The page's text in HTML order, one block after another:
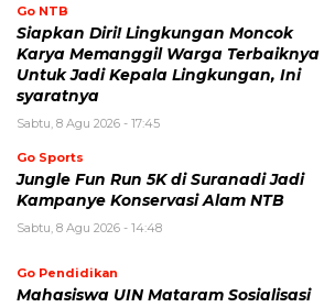
Go NTB
Siapkan Diri! Lingkungan Moncok
Karya Memanggil Warga Terbaiknya
Untuk Jadi Kepala Lingkungan, Ini
syaratnya
Sabtu, 8 Agu 2026 - 17:45
Go Sports
Jungle Fun Run 5K di Suranadi Jadi
Kampanye Konservasi Alam NTB
Sabtu, 8 Agu 2026 - 14:48
Go Pendidikan
Mahasiswa UIN Mataram Sosialisasi